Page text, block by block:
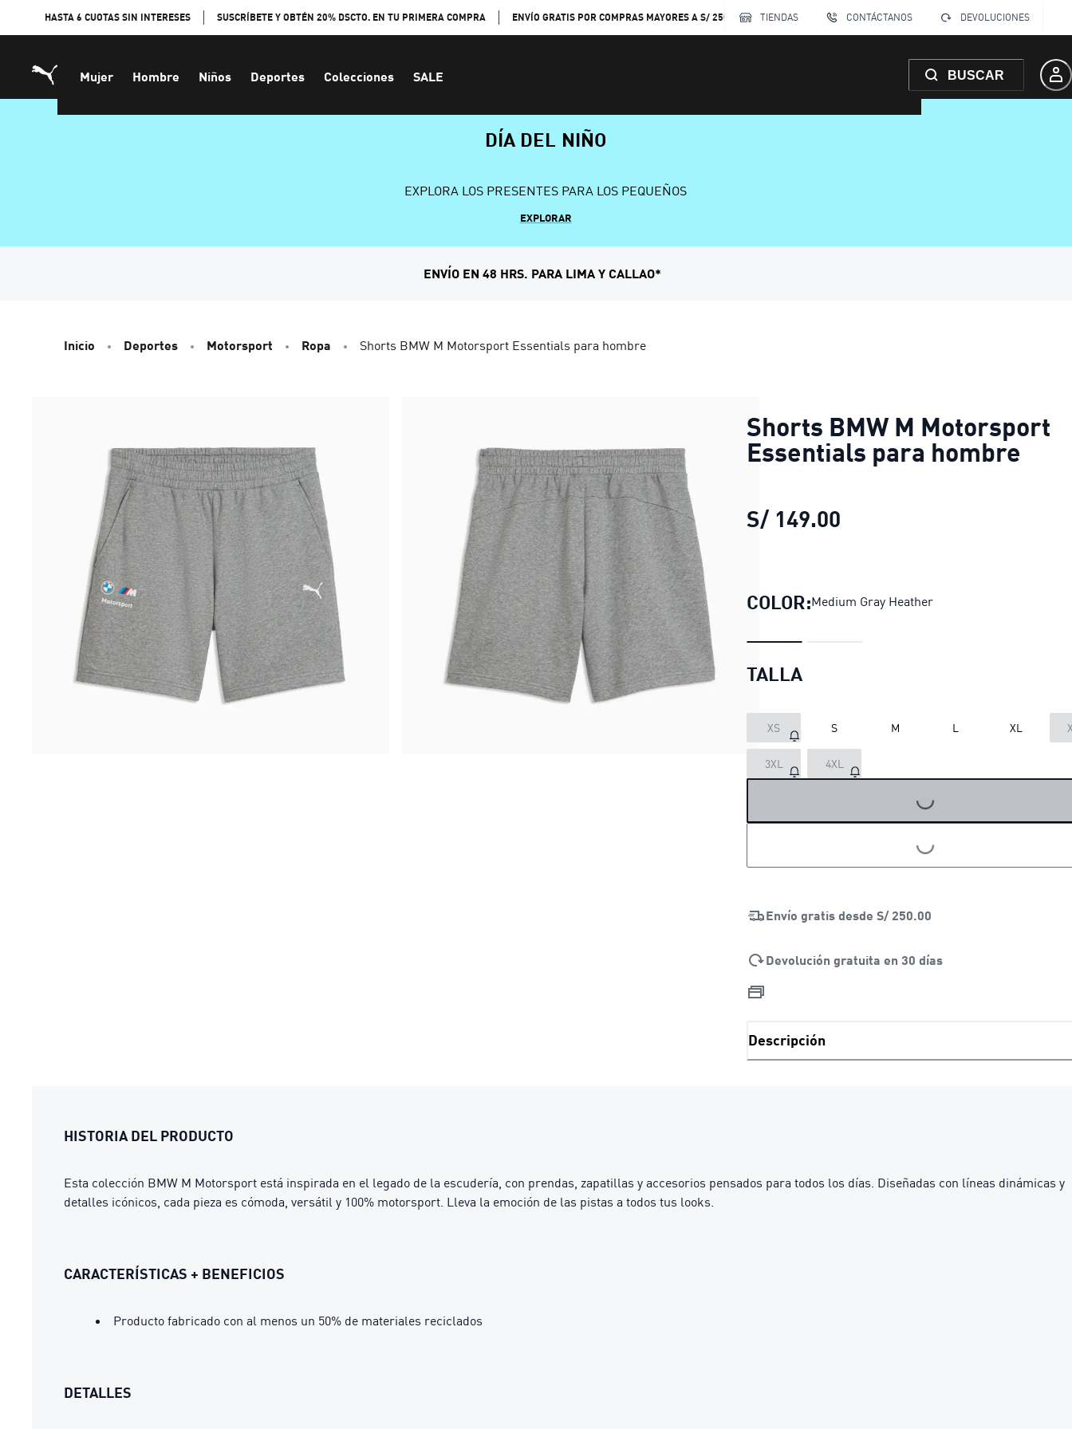
HASTA 6 CUOTAS SIN INTERESES SUSCRÍBETE Y OBTÉN 20% DSCTO. EN TU PRIMERA COMPRA ENVÍO GRATIS POR COMPRAS MAYORES A S/ 250 TIENDAS CONTÁCTANOS DEVOLUCIONES
Mujer Hombre Niños Deportes Colecciones SALE BUSCAR
DÍA DEL NIÑO
EXPLORA LOS PRESENTES PARA LOS PEQUEÑOS
EXPLORAR
ENVÍO EN 48 HRS. PARA LIMA Y CALLAO*
Inicio Deportes Motorsport Ropa Shorts BMW M Motorsport Essentials para hombre
Shorts BMW M Motorsport
Essentials para hombre
S/ 149.00
COLOR:Medium Gray Heather
TALLA
XS S M L XL
3XL 4XL
LOADING...
LOADING...
Envío gratis desde S/ 250.00
Devolución gratuita en 30 días
Descripción
HISTORIA DEL PRODUCTO
Esta colección BMW M Motorsport está inspirada en el legado de la escudería, con prendas, zapatillas y accesorios pensados para todos los días. Diseñadas con líneas dinámicas y
detalles icónicos, cada pieza es cómoda, versátil y 100% motorsport. Lleva la emoción de las pistas a todos tus looks.
CARACTERÍSTICAS + BENEFICIOS
Producto fabricado con al menos un 50% de materiales reciclados
DETALLES